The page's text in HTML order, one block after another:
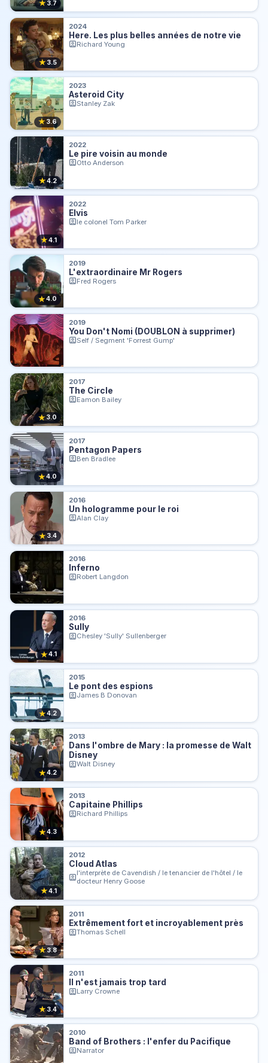
★3.7
★3.5
2024
Here. Les plus belles années de notre vie
Richard Young
★ 3.6
2023
Asteroid City
Stanley Zak
★4.2
2022
Le pire voisin au monde
Otto Anderson
★4.1
2022
Elvis
le colonel Tom Parker
★4.0
2019
L'extraordinaire Mr Rogers
Fred Rogers
2019
You Don't Nomi (DOUBLON à supprimer)
Self / Segment 'Forrest Gump'
★3.0
2017
The Circle
Eamon Bailey
★4.0
2017
Pentagon Papers
Ben Bradlee
★3.4
2016
Un hologramme pour le roi
Alan Clay
2016
Inferno
Robert Langdon
★4.1
2016
Sully
Chesley 'Sully' Sullenberger
★4.2
2015
Le pont des espions
James B Donovan
★4.2
2013
Dans l'ombre de Mary : la promesse de Walt
Disney
Walt Disney
★4.3
2013
Capitaine Phillips
Richard Phillips
★4.1
2012
Cloud Atlas
l'interprète de Cavendish / le tenancier de l'hôtel / le
docteur Henry Goose
★3.8
2011
Extrêmement fort et incroyablement près
Thomas Schell
★3.4
2011
Il n'est jamais trop tard
Larry Crowne
2010
Band of Brothers : l'enfer du Pacifique
Narrator